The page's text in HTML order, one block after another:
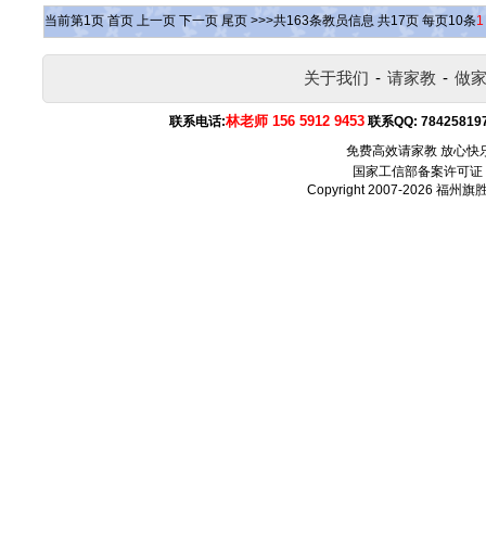
当前第1页 首页 上一页 下一页 尾页 >>>共163条教员信息 共17页 每页10条1
关于我们 - 请家教 - 做
联系电话:林老师 156 5912 9453 联系QQ:
免费高效请家教 放心快
国家工信部备案许可证
Copyright 2007-2026 福州旗